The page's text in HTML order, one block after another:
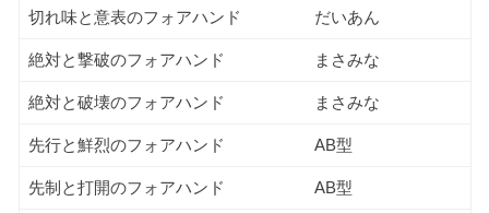
切れ味と意表のフォアハンド だいあん
絶対と撃破のフォアハンド まさみな
絶対と破壊のフォアハンド まさみな
先行と鮮烈のフォアハンド AB型
先制と打開のフォアハンド AB型